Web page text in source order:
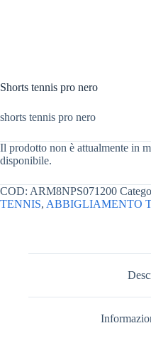
Shorts tennis pro nero
shorts tennis pro nero
Il prodotto non è attualmente in
disponibile.
COD: ARM8NPS071200
TENNIS, ABBIGLIAMENTO